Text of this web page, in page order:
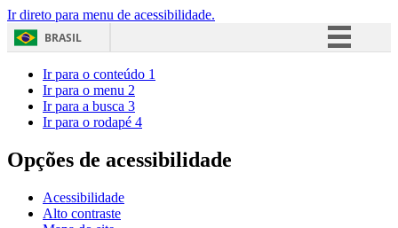
Ir direto para menu de acessibilidade.
BRASIL
Acesso à informação
Ir para o conteúdo 1
Ir para o menu 2
Ir para a busca 3
Ir para o rodapé 4
Opções de acessibilidade
Acessibilidade
Alto contraste